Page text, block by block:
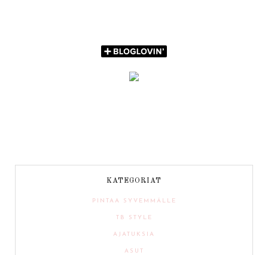
KATEGORIAT
PINTAA SYVEMMÄLLE
TB STYLE
AJATUKSIA
ASUT